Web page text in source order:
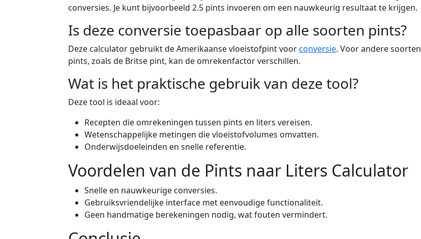
conversies. Je kunt bijvoorbeeld 2.5 pints invoeren om een nauwkeurig resultaat te krijgen.
Is deze conversie toepasbaar op alle soorten pints?
Deze calculator gebruikt de Amerikaanse vloeistofpint voorconversie. Voor andere soorten
pints, zoals de Britse pint, kan de omrekenfactor verschillen.
Wat is het praktische gebruik van deze tool?
Deze tool is ideaal voor:
Recepten die omrekeningen tussen pints en liters vereisen.
Wetenschappelijke metingen die vloeistofvolumes omvatten.
Onderwijsdoeleinden en snelle referentie.
Voordelen van de Pints naar Liters Calculator
Snelle en nauwkeurige conversies.
Gebruiksvriendelijke interface met eenvoudige functionaliteit.
Geen handmatige berekeningen nodig, wat fouten vermindert.